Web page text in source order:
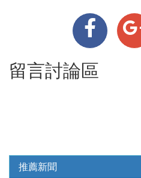
留言討論區
推薦新聞